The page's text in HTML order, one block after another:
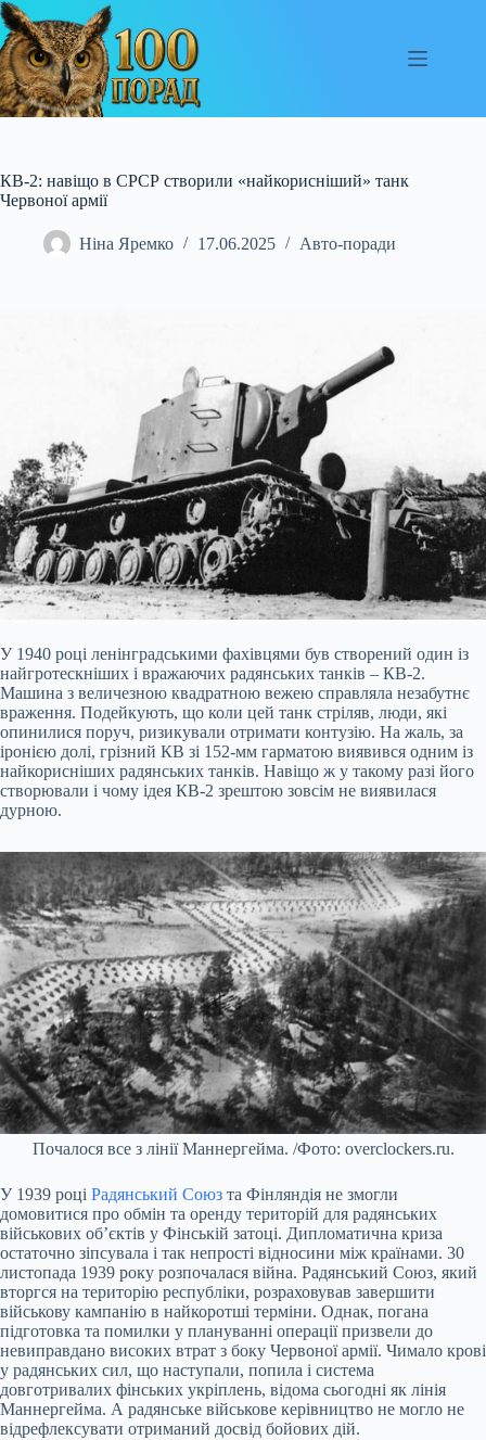
Перейти
до
вмісту
КВ-2: навіщо в СРСР створили «найкорисніший» танк
Червоної армії
Ніна Яремко 17.06.2025 Авто-поради
У 1940 році ленінградськими фахівцями був створений один із
найгротескніших і вражаючих радянських танків – КВ-2.
Машина з величезною квадратною вежею справляла незабутнє
враження. Подейкують, що коли цей танк стріляв, люди, які
опинилися поруч, ризикували отримати контузію. На жаль, за
іронією долі, грізний КВ зі 152-мм гарматою виявився одним із
найкорисніших радянських танків. Навіщо ж у такому разі його
створювали і чому ідея КВ-2 зрештою зовсім не виявилася
дурною.
Почалося все з лінії Маннергейма. /Фото: overclockers.ru.
У 1939 році Радянський Союз та Фінляндія не змогли
домовитися про обмін та оренду територій для радянських
військових об’єктів у Фінській затоці. Дипломатична криза
остаточно зіпсувала і так непрості відносини між країнами. 30
листопада 1939 року розпочалася війна. Радянський Союз, який
вторгся на територію республіки, розраховував завершити
військову кампанію в найкоротші терміни. Однак, погана
підготовка та помилки у плануванні операції призвели до
невиправдано високих втрат з боку Червоної армії. Чимало крові
у радянських сил, що наступали, попила і система
довготривалих фінських укріплень, відома сьогодні як лінія
Маннергейма. А радянське військове керівництво не могло не
відрефлексувати отриманий досвід бойових дій.